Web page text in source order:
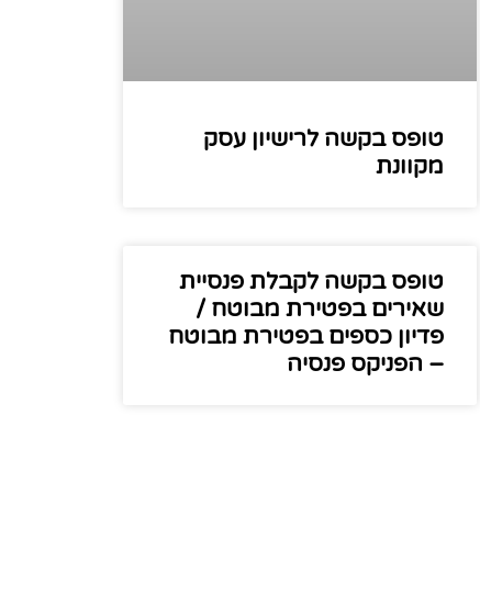
טופס בקשה לרישיון עסק​
מקוונת​
טופס בקשה לקבלת פנסיית
שאירים בפטירת מבוטח /
פדיון כספים בפטירת מבוטח
– הפניקס פנסיה